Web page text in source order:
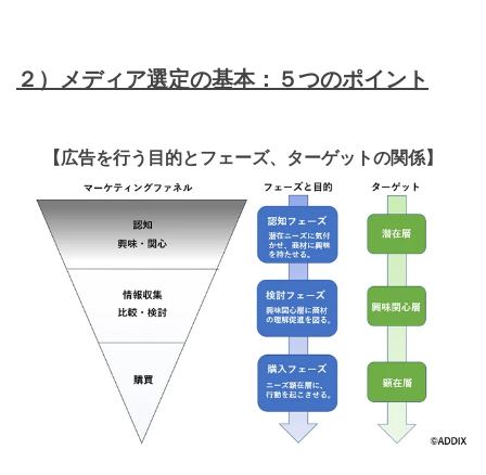
２）メディア選定の基本：５つのポイント
【広告を行う目的とフェーズ、ターゲットの関係】